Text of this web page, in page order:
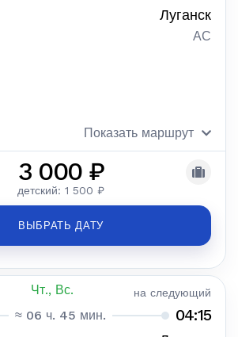
Луганск
АС
Показать маршрут
3 000 ₽
детский: 1 500 ₽
ВЫБРАТЬ ДАТУ
Чт., Вс. на следующий
≈ 06 ч. 45 мин. 04:15